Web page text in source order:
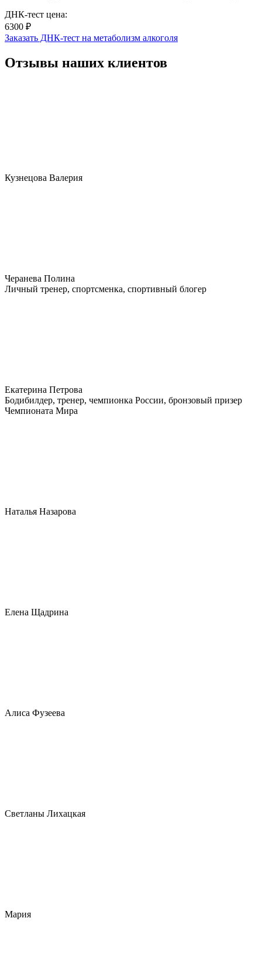
ДНК-тест цена:
6300 ₽
Заказать ДНК-тест на метаболизм алкоголя
Отзывы наших клиентов
Кузнецова Валерия
Черанева Полина
Личный тренер, спортсменка, спортивный блогер
Екатерина Петрова
Бодибилдер, тренер, чемпионка России, бронзовый призер
Чемпионата Мира
Наталья Назарова
Елена Щадрина
Алиса Фузеева
Светланы Лихацкая
Мария